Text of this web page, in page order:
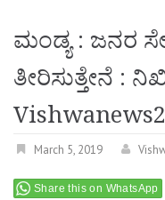
ಮಂಡ್ಯ : ಜನರ
ತೀರಿಸುತ್ತೇನೆ :
March 5, 2019
Share this on WhatsApp